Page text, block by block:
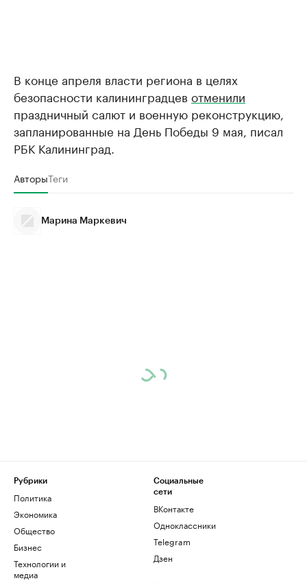
В конце апреля власти региона в целях
безопасности калининградцев отменили
праздничный салют и военную реконструкцию,
запланированные на День Победы 9 мая, писал
РБК Калининград.
АвторыТеги
Марина Маркевич
Рубрики
Политика
Экономика
Общество
Бизнес
Технологии и
медиа
Социальные
сети
ВКонтакте
Одноклассники
Telegram
Дзен